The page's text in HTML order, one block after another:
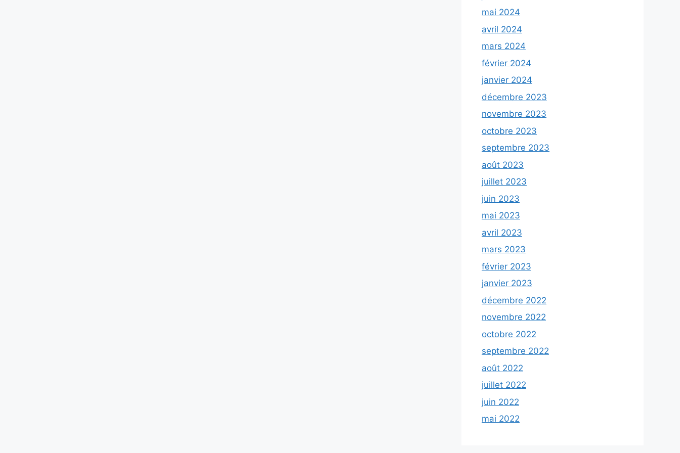
mai 2024
avril 2024
mars 2024
février 2024
janvier 2024
décembre 2023
novembre 2023
octobre 2023
septembre 2023
août 2023
juillet 2023
juin 2023
mai 2023
avril 2023
mars 2023
février 2023
janvier 2023
décembre 2022
novembre 2022
octobre 2022
septembre 2022
août 2022
juillet 2022
juin 2022
mai 2022